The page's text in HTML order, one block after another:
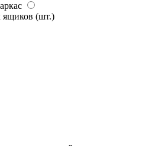
ящиков (шт.)